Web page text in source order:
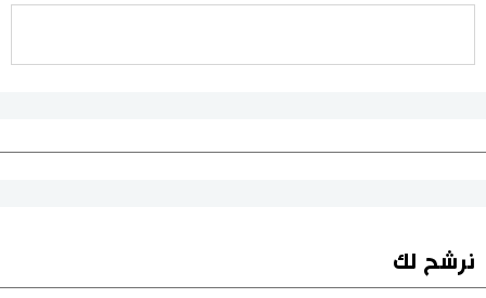
نرشح لك